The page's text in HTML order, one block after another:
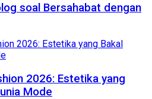
soal Bersahabat dengan
2026: Estetika yang
Mode